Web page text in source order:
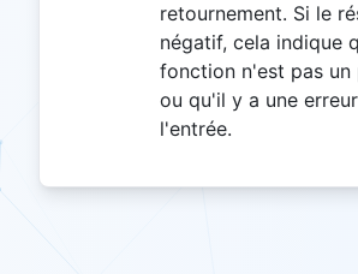
retournement. Si le
négatif, cela indique
fonction n'est pas un
ou qu'il y a une
l'entrée.